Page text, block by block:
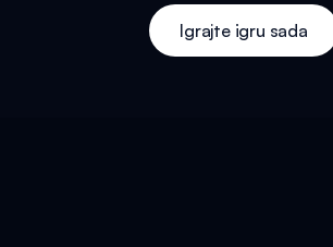
Igrajte igru sada